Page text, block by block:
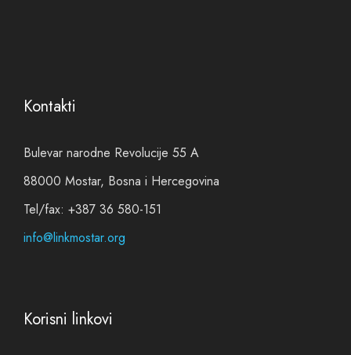
Kontakti
Bulevar narodne Revolucije 55 A
88000 Mostar, Bosna i Hercegovina
Tel/fax: +387 36 580-151
info@linkmostar.org
Korisni linkovi